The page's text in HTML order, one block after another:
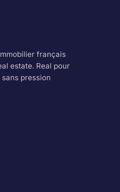
français
estate. Real pour
pression